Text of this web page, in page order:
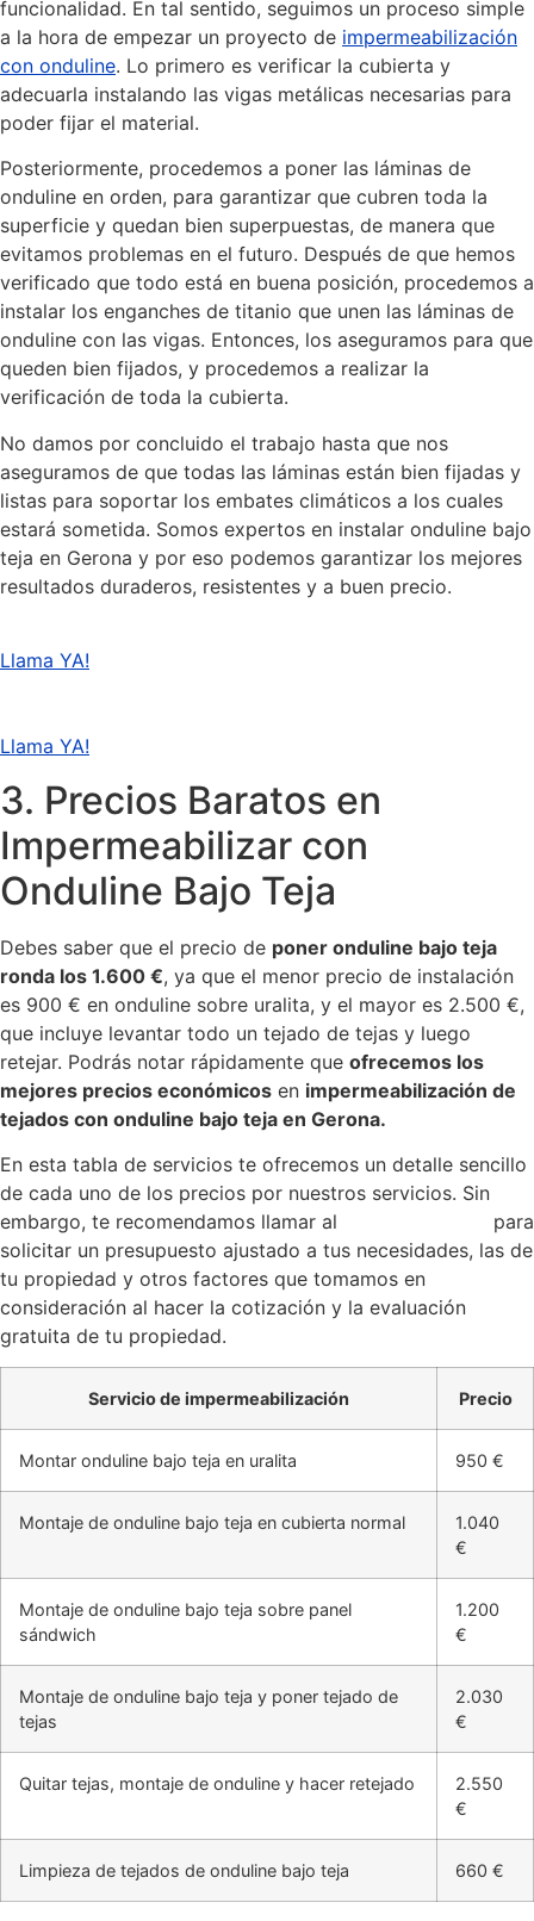
funcionalidad. En tal sentido, seguimos un proceso simple
a la hora de empezar un proyecto de impermeabilización
con onduline. Lo primero es verificar la cubierta y
adecuarla instalando las vigas metálicas necesarias para
poder fijar el material.
Posteriormente, procedemos a poner las láminas de
onduline en orden, para garantizar que cubren toda la
superficie y quedan bien superpuestas, de manera que
evitamos problemas en el futuro. Después de que hemos
verificado que todo está en buena posición, procedemos a
instalar los enganches de titanio que unen las láminas de
onduline con las vigas. Entonces, los aseguramos para que
queden bien fijados, y procedemos a realizar la
verificación de toda la cubierta.
No damos por concluido el trabajo hasta que nos
aseguramos de que todas las láminas están bien fijadas y
listas para soportar los embates climáticos a los cuales
estará sometida. Somos expertos en instalar onduline bajo
teja en Gerona y por eso podemos garantizar los mejores
resultados duraderos, resistentes y a buen precio.
Llama YA!
Llama YA!
3. Precios Baratos en
Impermeabilizar con
Onduline Bajo Teja
Debes saber que el precio de poner onduline bajo teja
ronda los 1.600 €, ya que el menor precio de instalación
es 900 € en onduline sobre uralita, y el mayor es 2.500 €,
que incluye levantar todo un tejado de tejas y luego
retejar. Podrás notar rápidamente que ofrecemos los
mejores precios económicos en impermeabilización de
tejados con onduline bajo teja en Gerona.
En esta tabla de servicios te ofrecemos un detalle sencillo
de cada uno de los precios por nuestros servicios. Sin
embargo, te recomendamos llamar al
para
solicitar un presupuesto ajustado a tus necesidades, las de
tu propiedad y otros factores que tomamos en
consideración al hacer la cotización y la evaluación
gratuita de tu propiedad.
Servicio de impermeabilización Precio
Montar onduline bajo teja en uralita 950 €
Montaje de onduline bajo teja en cubierta normal
1.040
€
Montaje de onduline bajo teja sobre panel
sándwich
1.200
€
Montaje de onduline bajo teja y poner tejado de
tejas
2.030
€
Quitar tejas, montaje de onduline y hacer retejado
2.550
€
Limpieza de tejados de onduline bajo teja 660 €